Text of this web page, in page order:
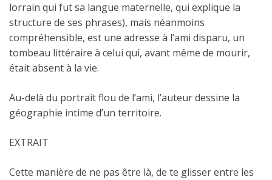
lorrain qui fut sa langue maternelle, qui explique la
structure de ses phrases), mais néanmoins
compréhensible, est une adresse à l’ami disparu, un
tombeau littéraire à celui qui, avant même de mourir,
était absent à la vie.
Au-delà du portrait flou de l’ami, l’auteur dessine la
géographie intime d’un territoire.
EXTRAIT
Cette manière de ne pas être là, de te glisser entre les